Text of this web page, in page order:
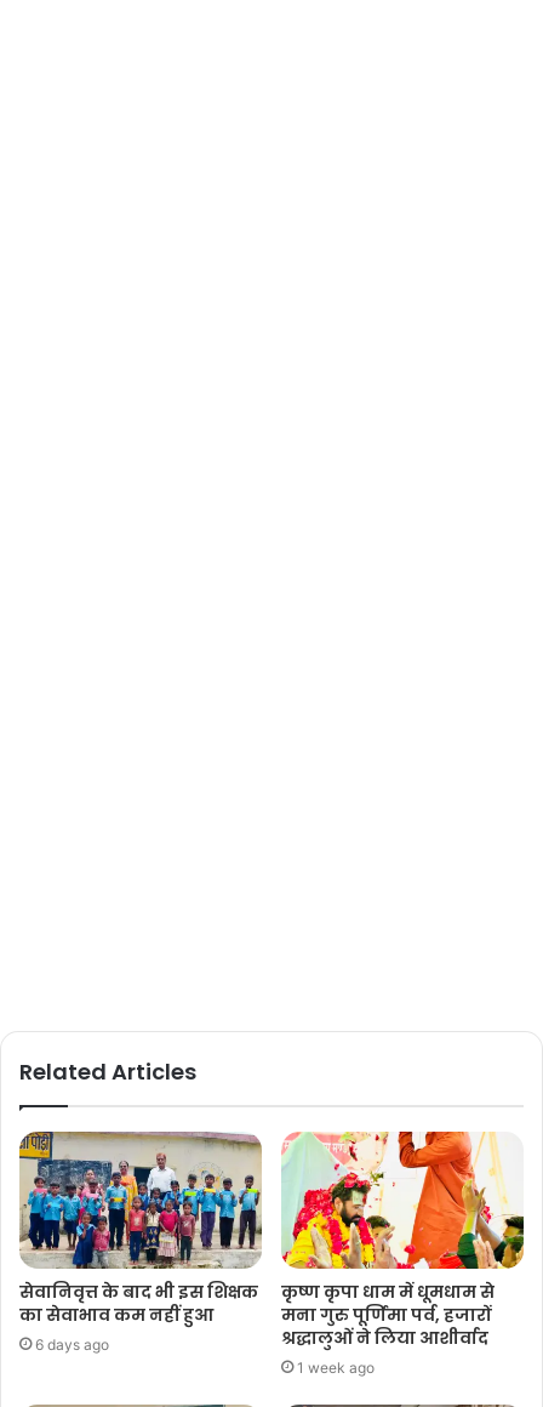
Related Articles
सेवानिवृत्त के बाद भी इस शिक्षक
का सेवाभाव कम नहीं हुआ
6 days ago
कृष्ण कृपा धाम में धूमधाम से
मना गुरु पूर्णिमा पर्व, हजारों
श्रद्धालुओं ने लिया आशीर्वाद
1 week ago